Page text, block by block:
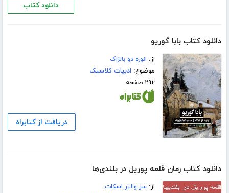
دانلود کتاب
دانلود کتاب بابا گوریو
از: انوره دو بالزاک
موضوع: ادبیات کلاسیک
۲۹۲ صفحه
دریافت از کتابراه
دانلود کتاب رمان قلعه پوریل در بلندی‌ها
از:سر والتر اسکات